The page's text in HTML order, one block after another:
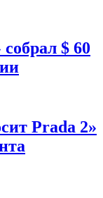
$ 60
Prada 2»